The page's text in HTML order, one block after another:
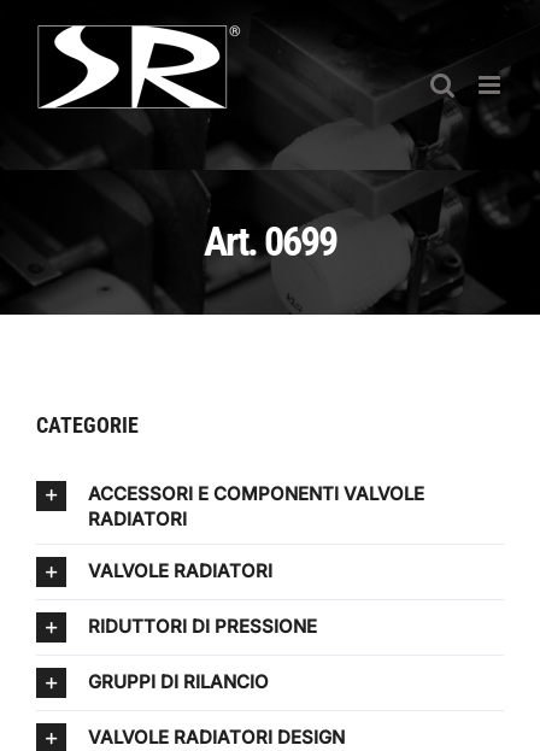
contenuto
Art. 0699
CATEGORIE
ACCESSORI E COMPONENTI VALVOLE
RADIATORI
VALVOLE RADIATORI
RIDUTTORI DI PRESSIONE
GRUPPI DI RILANCIO
VALVOLE RADIATORI DESIGN